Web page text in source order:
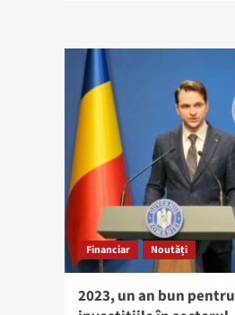
Financiar Noutăți
2023, un an bun pentru